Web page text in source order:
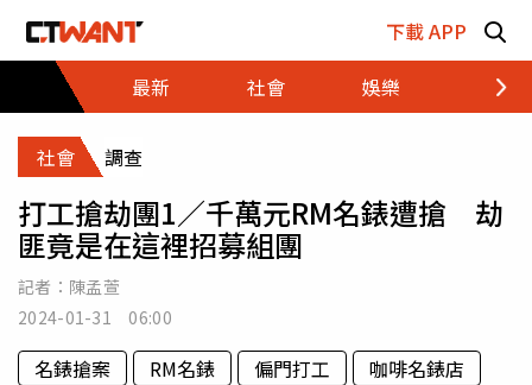
下載 APP
最新
社會 娛樂 財經
社會 調查
打工搶劫團1／千萬元RM名錶遭搶 劫
匪竟是在這裡招募組團
記者： 陳孟萱
2024-01-31 06:00
名錶搶案 RM名錶 偏門打工
咖啡名錶店